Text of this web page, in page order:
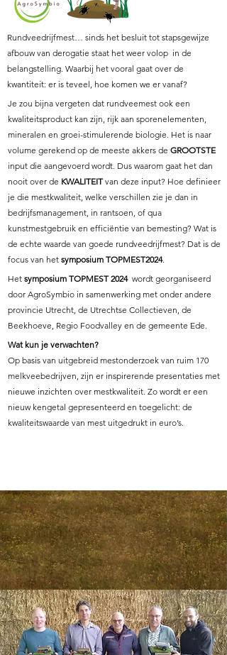
Rundveedrijfmest… sinds het besluit tot stapsgewijze
afbouw van derogatie staat het weer volop in de
belangstelling. Waarbij het vooral gaat over de
kwantiteit: er is teveel, hoe komen we er vanaf?
Je zou bijna vergeten dat rundveemest ook een
kwaliteitsproduct kan zijn, rijk aan sporenelementen,
mineralen en groei-stimulerende biologie. Het is naar
volume gerekend op de meeste akkers de GROOTSTE
input die aangevoerd wordt. Dus waarom gaat het dan
nooit over de KWALITEITvan deze input? Hoe definieer
je die mestkwaliteit, welke verschillen zie je dan in
bedrijfsmanagement, in rantsoen, of qua
kunstmestgebruik en efficiëntie van bemesting? Wat is
de echte waarde van goede rundveedrijfmest? Dat is de
focus van het symposium TOPMEST2024.
Het symposium TOPMEST 2024wordt georganiseerd
door AgroSymbio in samenwerking met onder andere
provincie Utrecht, de Utrechtse Collectieven, de
Beekhoeve, Regio Foodvalley en de gemeente Ede.
Wat kun je verwachten?
Op basis van uitgebreid mestonderzoek van ruim 170
melkveebedrijven, zijn er inspirerende presentaties met
nieuwe inzichten over mestkwaliteit. Zo wordt er een
nieuw kengetal gepresenteerd en toegelicht: de
kwaliteitswaarde van mest uitgedrukt in euro’s.